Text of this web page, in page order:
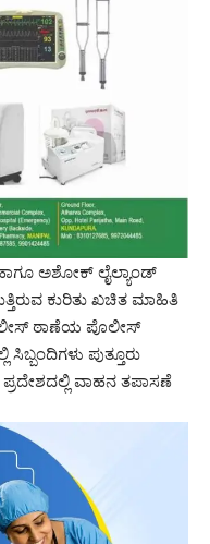
ಅಶೋಕ್ ಲೈಲ್ಯಾಂಡ್
ಕುರಿತು ಖಚಿತ ಮಾಹಿತಿ
ಠಾಣೆಯ ಪೊಲೀಸ್
ಪುತ್ತೂರು
ವಾಹನ ತಪಾಸಣೆ